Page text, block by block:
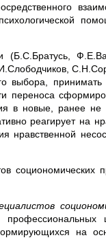
(Б.С.Братусь,
выбора, принимать
переноса
в новые, ранее
реагирует на
нравственной
на